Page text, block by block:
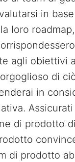
in
loro
agli obiettivi
di
in
di prodotto
di prodotto